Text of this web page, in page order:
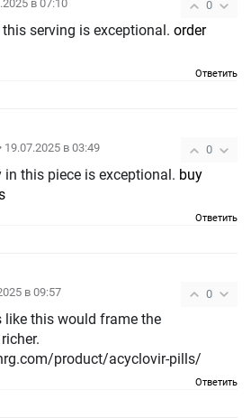
0
в 07:10
serving is exceptional. order
Ответить
0
• 19.07.2025 в 03:49
in this piece is exceptional. buy
Ответить
0
в 09:57
like this would frame the
product/acyclovir-pills/
Ответить